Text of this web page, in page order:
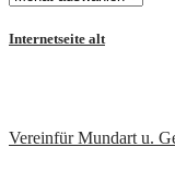
Internetseite alt
Vereinfür Mundart u.